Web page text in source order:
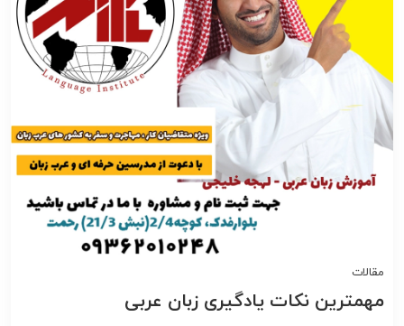
مقالات
مهمترین نکات یادگیری زبان عربی